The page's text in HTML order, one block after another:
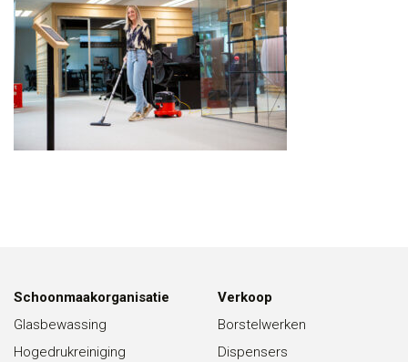
Schoonmaakorganisatie
Glasbewassing
Hogedrukreiniging
Verkoop
Borstelwerken
Dispensers